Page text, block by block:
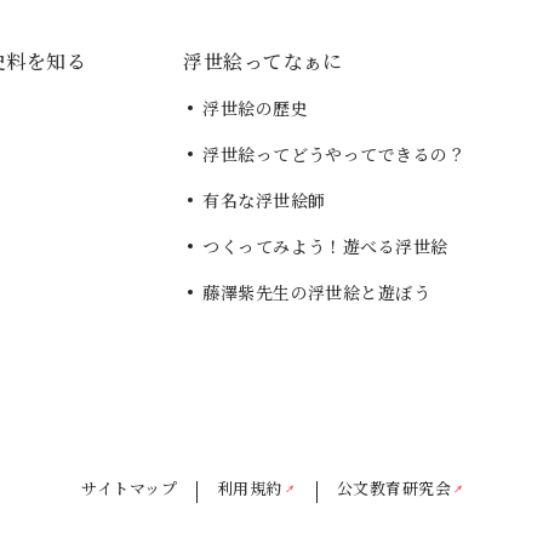
料を知る 浮世絵ってなぁに
浮世絵の歴史
浮世絵ってどうやってできるの？
有名な浮世絵師
つくってみよう！遊べる浮世絵
藤澤紫先生の浮世絵と遊ぼう
サイトマップ 利用規約 公文教育研究会